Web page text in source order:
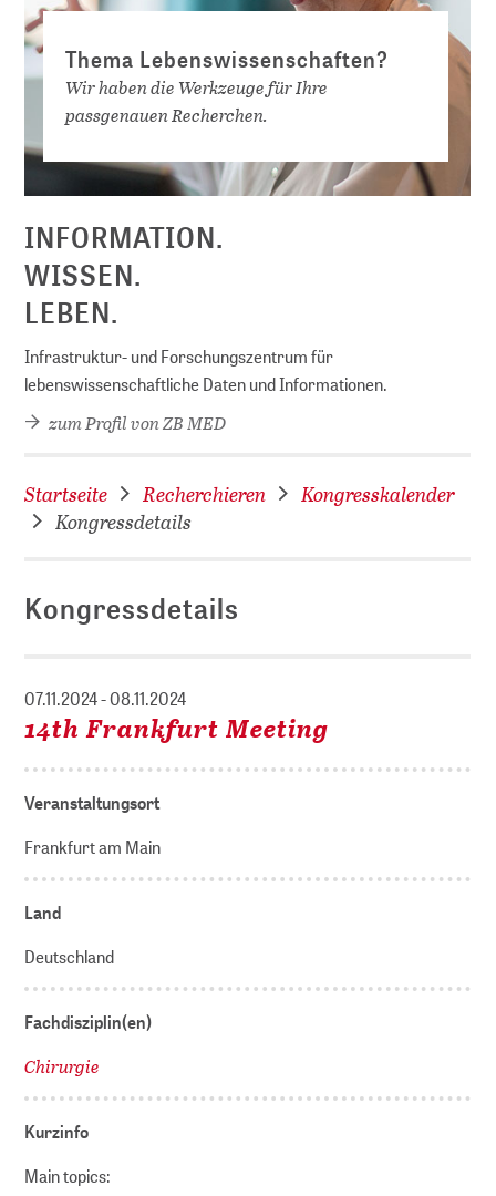
Thema Lebenswissenschaften?
Wir haben die Werkzeuge für Ihre
passgenauen Recherchen.
INFORMATION.
WISSEN.
LEBEN.
Infrastruktur- und Forschungszentrum für
lebenswissenschaftliche Daten und Informationen.
zum Profil von ZB MED
Startseite Recherchieren
Kongresskalender
Kongressdetails
Kongressdetails
07.11.2024 - 08.11.2024
14th Frankfurt Meeting
Veranstaltungsort
Frankfurt am Main
Land
Deutschland
Fachdisziplin(en)
Chirurgie
Kurzinfo
Main topics: